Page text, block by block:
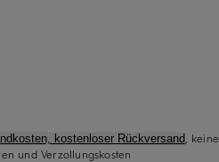
kostenloser Rückversand, keine
und Verzollungskosten